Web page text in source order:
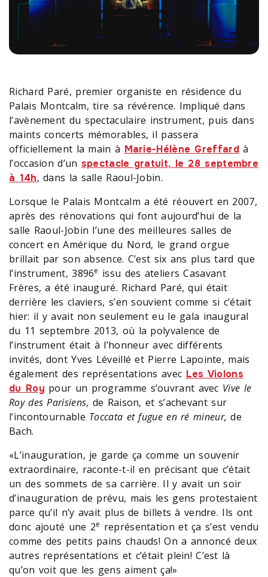
Richard Paré, premier organiste en résidence du
Palais Montcalm, tire sa révérence. Impliqué dans
l’avènement du spectaculaire instrument, puis dans
maints concerts mémorables, il passera
officiellement la main à Marie-Hélène Greffardà
l’occasion d’un spectacle gratuit, le 28 septembre
à 14h, dans la salle Raoul-Jobin.
Lorsque le Palais Montcalm a été réouvert en 2007,
après des rénovations qui font aujourd’hui de la
salle Raoul-Jobin l’une des meilleures salles de
concert en Amérique du Nord, le grand orgue
brillait par son absence. C’est six ans plus tard que
l’instrument, 3896e issu des ateliers Casavant
Frères, a été inauguré. Richard Paré, qui était
derrière les claviers, s’en souvient comme si c’était
hier: il y avait non seulement eu le gala inaugural
du 11 septembre 2013, où la polyvalence de
l’instrument était à l’honneur avec différents
invités, dont Yves Léveillé et Pierre Lapointe, mais
également des représentations avec Les Violons
du Roy pour un programme s’ouvrant avec Vive le
Roy des Parisiens, de Raison, et s’achevant sur
l’incontournable Toccata et fugue en ré mineur, de
Bach.
«L’inauguration, je garde ça comme un souvenir
extraordinaire, raconte-t-il en précisant que c’était
un des sommets de sa carrière. Il y avait un soir
d’inauguration de prévu, mais les gens protestaient
parce qu’il n’y avait plus de billets à vendre. Ils ont
donc ajouté une 2e représentation et ça s’est vendu
comme des petits pains chauds! On a annoncé deux
autres représentations et c’était plein! C’est là
qu’on voit que les gens aiment ça!»